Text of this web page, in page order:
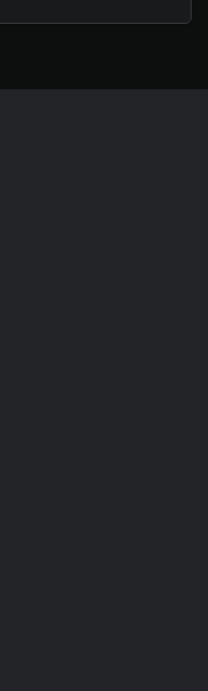
atıyoruz.
giriyoruz ve
atıyoruz.
çıkartıyoruz